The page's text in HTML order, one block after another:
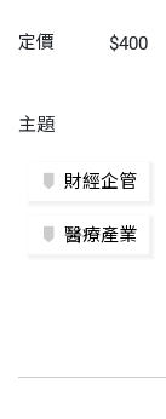
定價 $400
主題
財經企管
醫療產業